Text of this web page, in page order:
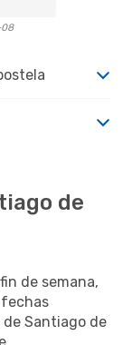
08
de
de semana,
Santiago de